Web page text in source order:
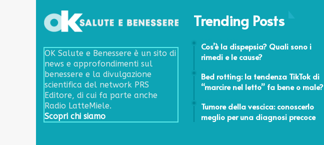
OK Salute e Benessere è un sito di
news e approfondimenti sul
benessere e la divulgazione
scientifica del network PRS
Editore, di cui fa parte anche
Radio LatteMiele.
Scopri chi siamo
Trending Posts
Cos’è la dispepsia? Quali sono i
rimedi e le cause?
Bed rotting: la tendenza TikTok di
“marcire nel letto” fa bene o male?
Tumore della vescica: conoscerlo
meglio per una diagnosi precoce